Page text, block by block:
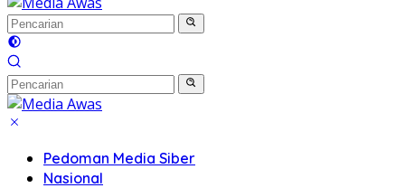
Pedoman Media Siber
Nasional